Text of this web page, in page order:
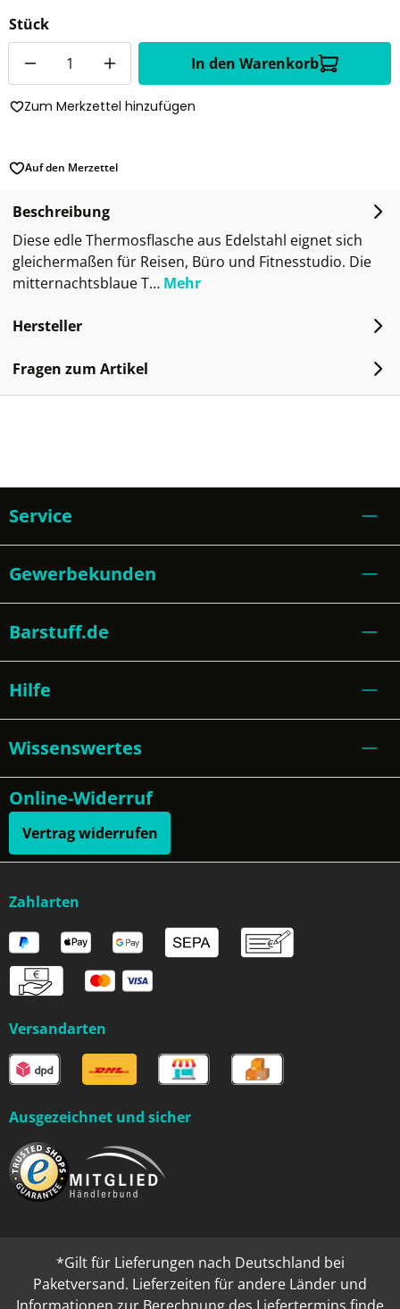
Stück
In den Warenkorb
Zum Merkzettel hinzufügen
Auf den Merzettel
Beschreibung
Diese edle Thermosflasche aus Edelstahl eignet sich
gleichermaßen für Reisen, Büro und Fitnesstudio. Die
mitternachtsblaue T… Mehr
Hersteller
Fragen zum Artikel
Service
Gewerbekunden
Barstuff.de
Hilfe
Wissenswertes
Online-Widerruf
Vertrag widerrufen
Zahlarten
Versandarten
Ausgezeichnet und sicher
*Gilt für Lieferungen nach Deutschland bei
Paketversand. Lieferzeiten für andere Länder und